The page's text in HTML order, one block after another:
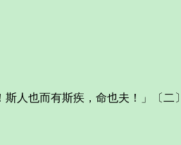
人也而有斯疾，命也夫！」〔二〕